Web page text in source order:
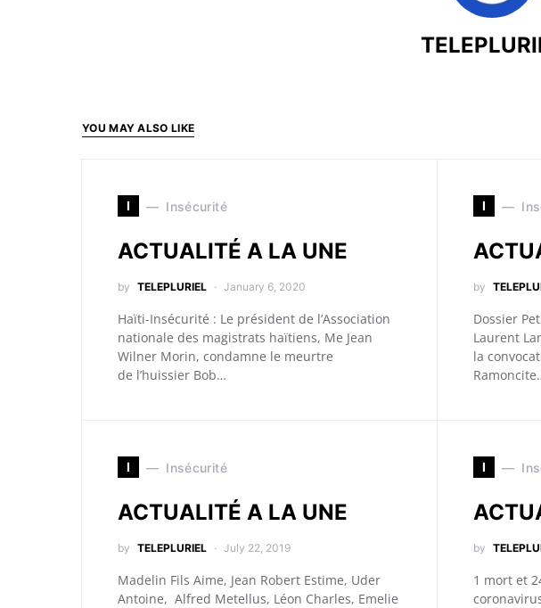
YOU MAY ALSO LIKE
I Insécurité
ACTUALITÉ A LA UNE
by TELEPLURIEL January 6, 2020
Haïti-Insécurité : Le président de l’Association
nationale des magistrats haïtiens, Me Jean
Wilner Morin, condamne le meurtre
de l’huissier Bob…
I
by
Dossier
Laurent
la
I Insécurité
ACTUALITÉ A LA UNE
by TELEPLURIEL July 22, 2019
Madelin Fils Aime, Jean Robert Estime, Uder
Antoine, Alfred Metellus, Léon Charles, Emelie
I
by
1 mort et